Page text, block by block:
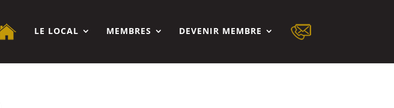
LE LOCAL MEMBRES DEVENIR MEMBRE